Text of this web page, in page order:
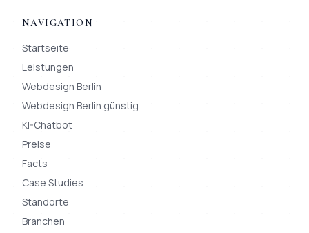
NAVIGATION
Startseite
Leistungen
Webdesign Berlin
Webdesign Berlin günstig
KI-Chatbot
Preise
Facts
Case Studies
Standorte
Branchen